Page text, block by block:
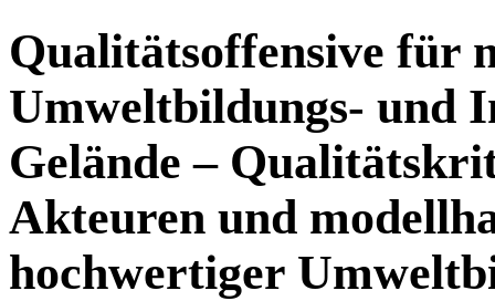
Qualitätsoffensive für
Umweltbildungs- und
Gelände –
Akteuren und
hochwertiger